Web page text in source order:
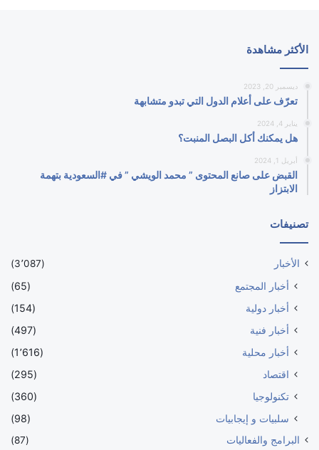
الأكثر مشاهدة
ديسمبر 20, 2023
تعرّف على أعلام الدول التي تبدو متشابهة
يناير 4, 2024
هل يمكنك أكل البصل المنبت؟
أبريل 1, 2024
القبض على صانع المحتوى ” محمد الويشي ” في #السعودية بتهمة
الابتزاز
تصنيفات
الأخبار (3٬087)
أخبار المجتمع
(65)
أخبار دولية
(154)
أخبار فنية
(497)
أخبار محلية
(1٬616)
اقتصاد
(295)
تكنولوجيا
(360)
سلبيات و إيجابيات
(98)
البرامج والفعاليات
(87)